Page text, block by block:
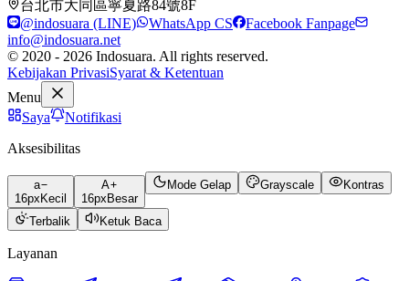
台北市大同區寧夏路84號8F
@indosuara (LINE)
WhatsApp CS
Facebook Fanpage
info@indosuara.net
© 2020 - 2026 Indosuara. All rights reserved.
Kebijakan PrivasiSyarat & Ketentuan
Menu
Saya
Notifikasi
Aksesibilitas
a
16px Kecil
A
16px Besar
Mode Gelap Grayscale Kontras
Terbalik Ketuk Baca
Layanan